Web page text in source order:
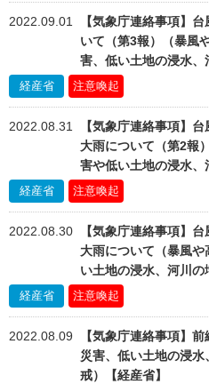
2022.09.01
【気象庁連絡事項】
いて（第3報）（暴風
害、低い土地の浸水
経産省 注意喚起
2022.08.31
【気象庁連絡事項】
大雨について（第2報
害や低い土地の浸水
経産省 注意喚起
2022.08.30
【気象庁連絡事項】
大雨について（暴風
い土地の浸水、河川
経産省 注意喚起
2022.08.09
【気象庁連絡事項】
災害、低い土地の浸
戒）【経産省】